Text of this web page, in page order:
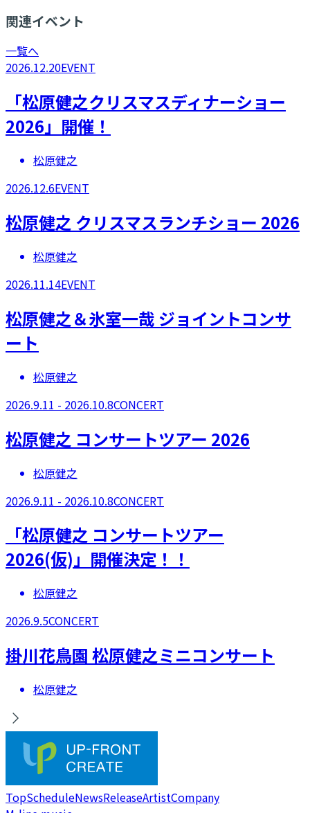
関連イベント
一覧へ
2026.12.20EVENT
「松原健之クリスマスディナーショー
2026」開催！
松原健之
2026.12.6EVENT
松原健之 クリスマスランチショー 2026
松原健之
2026.11.14EVENT
松原健之＆氷室一哉 ジョイントコンサ
ート
松原健之
2026.9.11 - 2026.10.8CONCERT
​松原健之 コンサートツアー 2026​
松原健之
2026.9.11 - 2026.10.8CONCERT
​「松原健之 コンサートツアー
2026(仮)」開催決定！！
松原健之
2026.9.5CONCERT
掛川花鳥園 松原健之ミニコンサート
松原健之
TopScheduleNewsReleaseArtistCompany